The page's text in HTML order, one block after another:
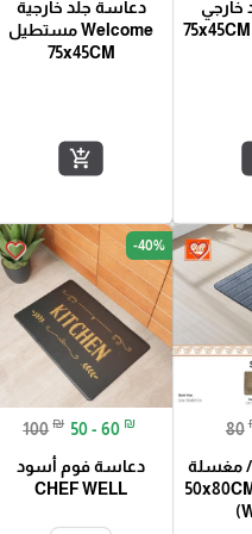
خارجي
دعاسة جلد خارجية
Welcome مستطيل
75x45CM
add_shopping_cart
favorite_border
80
مغسلة
قماش فوم 50x80CM
favorite_border -40%
100 ₪ 50 - 60 ₪
دعاسة فوم أسود
CHEF WELL